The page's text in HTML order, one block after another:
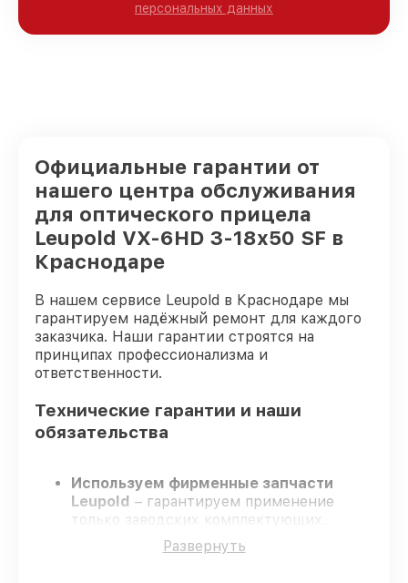
персональных данных
Официальные гарантии от
нашего центра обслуживания
для оптического прицела
Leupold VX-6HD 3-18x50 SF в
Краснодаре
В нашем сервисе Leupold в Краснодаре мы
гарантируем надёжный ремонт для каждого
заказчика. Наши гарантии строятся на
принципах профессионализма и
ответственности.
Технические гарантии и наши
обязательства
Используем фирменные запчасти
Leupold – гарантируем применение
только заводских комплектующих.
Опытные мастера
отбор, что обеспечивает надёжную
Развернуть